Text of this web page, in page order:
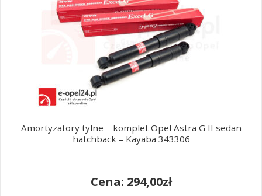
Amortyzatory tylne – komplet Opel Astra G II sedan
hatchback – Kayaba 343306
294,00zł